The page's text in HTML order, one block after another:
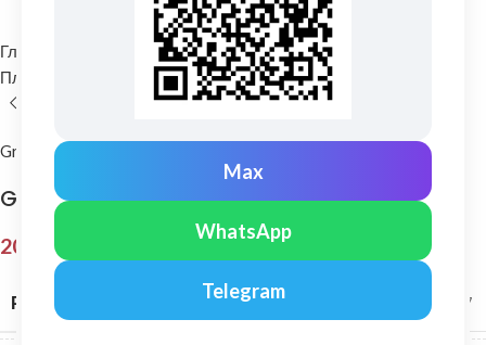
Max
WhatsApp
Telegram
Главная
Водосточные системы
Пластиковые водосточные системы Колено нижнее (слив)
Grand Line
Grand Line: Колено сливное Классика Белый
208,00
РАЗМЕР СИСТЕМЫ 120/87